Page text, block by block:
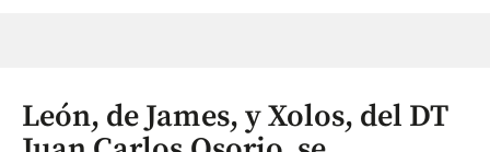
León, de James, y Xolos, del DT